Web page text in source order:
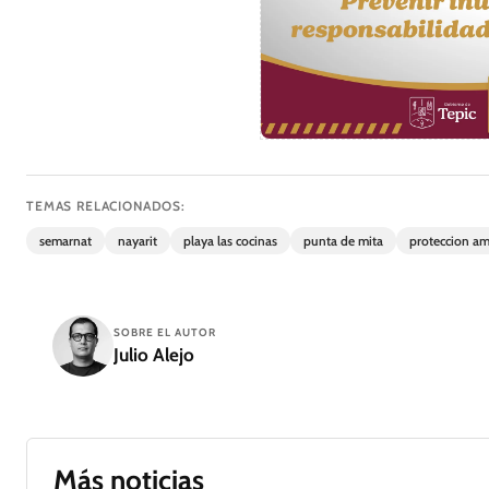
TEMAS RELACIONADOS:
semarnat nayarit playa las cocinas punta de mita proteccion
SOBRE EL AUTOR
Julio Alejo
Más noticias